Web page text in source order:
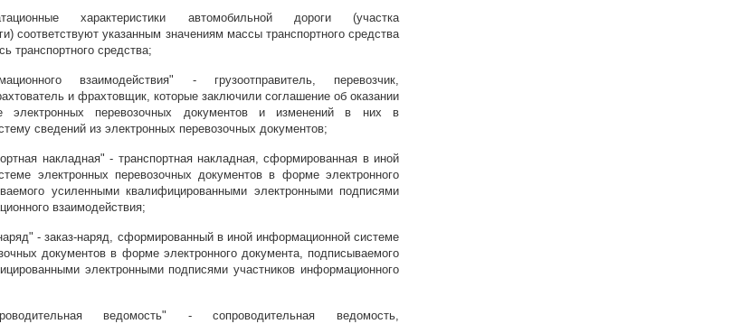
характеристики автомобильной дороги (участка
соответствуют указанным значениям массы транспортного средства
транспортного средства;
взаимодействия" - грузоотправитель, перевозчик,
и фрахтовщик, которые заключили соглашение об оказании
электронных перевозочных документов и изменений в них в
сведений из электронных перевозочных документов;
накладная" - транспортная накладная, сформированная в иной
электронных перевозочных документов в форме электронного
усиленными квалифицированными электронными подписями
взаимодействия;
- заказ-наряд, сформированный в иной информационной системе
документов в форме электронного документа, подписываемого
электронными подписями участников информационного
ведомость" - сопроводительная ведомость,